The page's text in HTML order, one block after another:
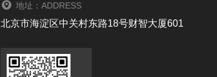
地址：ADDRESS
北京市海淀区中关村东路18号财智大厦601